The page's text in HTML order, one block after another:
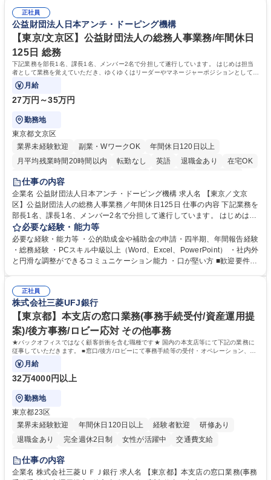
道路施設や道路工事現場の見学ツアー事業 ※入社後は上記いずれかの部門
へ配属。※業務内容変更の範囲：会社の定める業務 募集職種 【都庁グル
ープ】総合職（事務）◇残業月平均9時間未満／有給年平均16日取得
部門など多岐に渡る業務を経験できます。 ■様々なプロジェクト：駐車場
事業の他、新宿駅西口広場内に設置された照明を兼ねた広告「ブライトサ
イン」の管理運営を行うなど、事業収益を生み出す活動を積極的に行って
います。 学歴・資格 学歴：大学院 大学 高専 短大 専修学校 高校 語学力：
資格：
正社員
公益財団法人日本アンチ・ドーピング機構
【東京/文京区】公益財団法人の総務人事業務/年間休日
125日 総務
下記業務を部長1名、課長1名、メンバー2名で分担して遂行しています。 はじめは担当
者として業務を覚えていただき、ゆくゆくはリーダーやマネージャーポジションとして活
躍いただくことを期待しています。
月給
27万円～35万円
勤務地
東京都文京区
業界未経験歓迎
副業・WワークOK
年間休日120日以上
月平均残業時間20時間以内
転勤なし 英語 退職金あり
在宅OK
賞与あり
育休あり
食事補助あり
仕事の内容
企業名 公益財団法人日本アンチ・ドーピング機構 求人名 【東京／文京
区】公益財団法人の総務人事業務／年間休日125日 仕事の内容 下記業務を
部長1名、課長1名、メンバー2名で分担して遂行しています。 はじめは担
当者として業務を覚えていただき、ゆくゆくはリーダーやマネージャーポ
ジションとして活躍いただくことを期待しています。 【総務・人事グルー
プの業務内容】 ・人事制度関連 ・採用活動 ・教育研修の企画、実行 ・勤
怠管理 ・官公庁への各種提出 ・法定の会議運営（評議員会、理事会） ・
管理 ・福利厚生関連 ・職員からの問合せ、相談対応 ・その他日常の総務
業務全般 募集職種 【東京／文京区】公益財団法人の総務人事業務／年間
休日125日
必要な経験・能力等
必要な経験・能力等 ・公的助成金や補助金の申請・四半期、年間報告経験
・総務経験 ・PCスキル中級以上（Word、Excel、PowerPoint） ・社内外
と円滑な調整ができるコミュニケーション能力 ・口が堅い方 ■歓迎要件
正社員
株式会社三菱UFJ銀行
【東京都】本支店の窓口業務(事務手続受付/資産運用提
案)/後方事務/ロビー応対 その他事務
★バックオフィスではなく顧客折衝を含む職種です★ 国内の本支店等にて下記の業務に
従事していただきます。 ■窓口/後方/ロビーにて事務手続等の受付・オペレーション、お
客様対応
月給
32万4000円以上
勤務地
東京都23区
業界未経験歓迎
年間休日120日以上 経験者歓迎
研修あり
退職金あり
完全週休2日制 女性が活躍中
交通費支給
土日祝休み
仕事の内容
企業名 株式会社三菱ＵＦＪ銀行 求人名 【東京都】本支店の窓口業務(事務